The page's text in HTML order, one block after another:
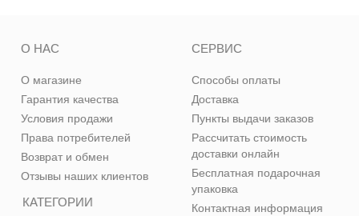
КАТЕГОРИИ
О НАС
О магазине
Гарантия качества
Условия продажи
Права потребителей
Возврат и обмен
Отзывы наших клиентов
СЕРВИС
Способы оплаты
Доставка
Пункты выдачи заказов
Рассчитать стоимость
доставки онлайн
Бесплатная подарочная
упаковка
Контактная информация